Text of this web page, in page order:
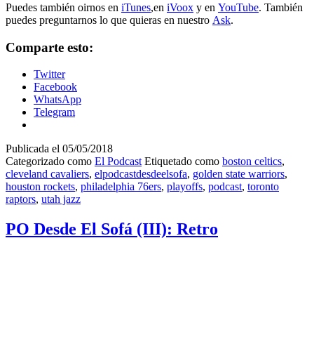
Puedes también oirnos en iTunes,en iVoox y en YouTube. También
puedes preguntarnos lo que quieras en nuestro Ask.
Comparte esto:
Twitter
Facebook
WhatsApp
Telegram
Publicada el 05/05/2018
Categorizado como El Podcast Etiquetado como boston celtics,
cleveland cavaliers, elpodcastdesdeelsofa, golden state warriors,
houston rockets, philadelphia 76ers, playoffs, podcast, toronto
raptors, utah jazz
PO Desde El Sofá (III): Retro